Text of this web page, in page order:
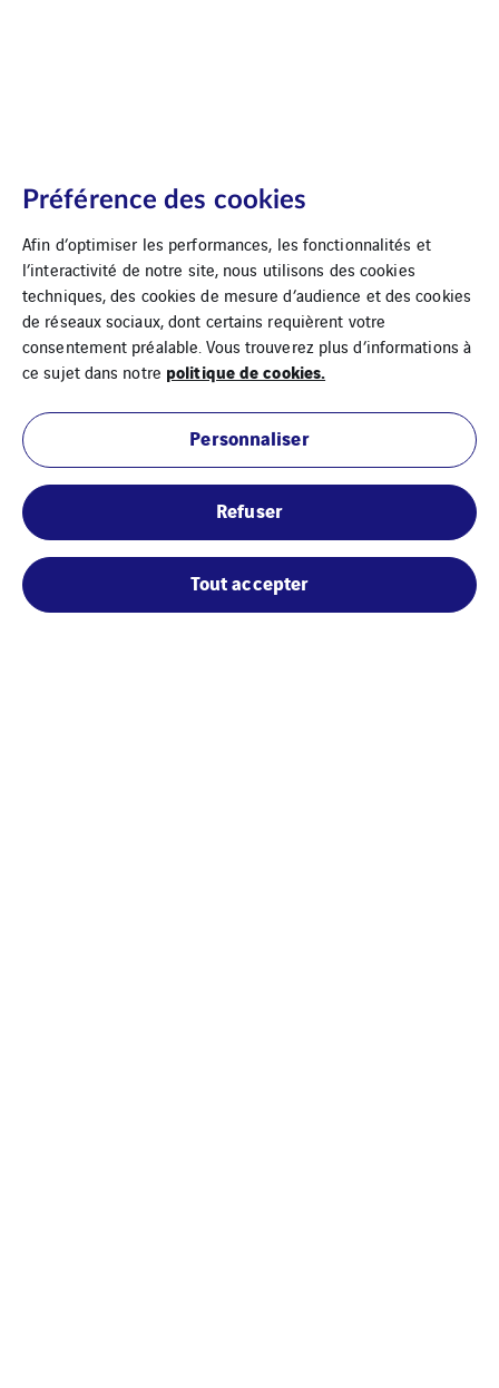
Agence Marie-Galante
Agence Marie-Galante
Folle Anse
97112 GRAND BOURG
Préférence des cookies
Afin d’optimiser les performances, les fonctionnalités et
l’interactivité de notre site, nous utilisons des cookies
techniques, des cookies de mesure d’audience et des cookies
de réseaux sociaux, dont certains requièrent votre
consentement préalable. Vous trouverez plus d’informations à
ce sujet dans notre politique de cookies.
Personnaliser
Refuser
Tout accepter